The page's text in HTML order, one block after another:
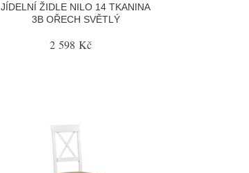
JÍDELNÍ ŽIDLE NILO 14 TKANINA
3B OŘECH SVĚTLÝ
2 598 Kč